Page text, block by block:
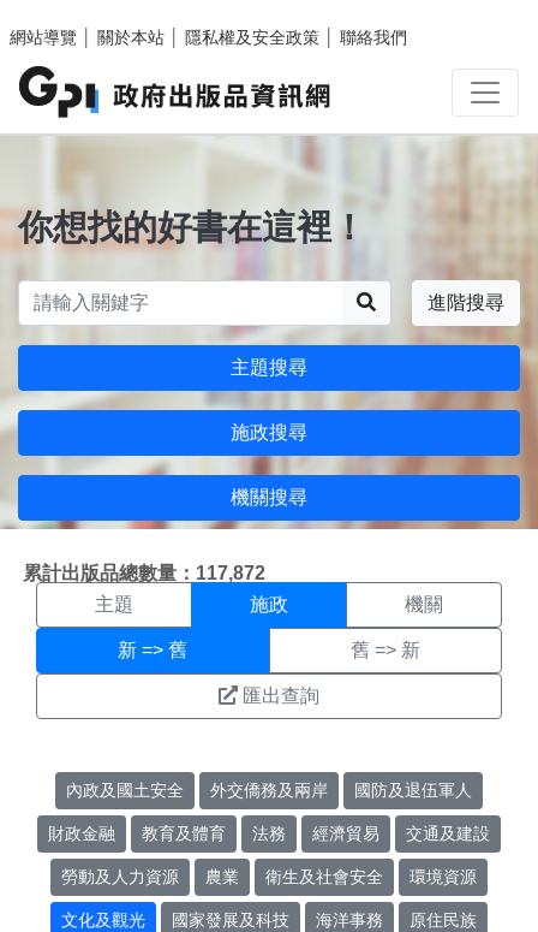
網站導覽
關於本站 隱私權及安全政策 聯絡我們
你想找的好書在這裡！
進階搜尋
主題搜尋
施政搜尋
機關搜尋
累計出版品總數量：117,872
施政搜尋結果頁面
主題 施政 機關
新 => 舊 舊 => 新
匯出查詢
內政及國土安全 外交僑務及兩岸 國防及退伍軍人
財政金融 教育及體育 法務 經濟貿易 交通及建設
勞動及人力資源 農業 衛生及社會安全 環境資源
文化及觀光 國家發展及科技 海洋事務 原住民族